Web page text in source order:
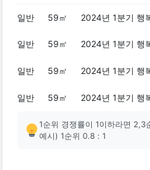
일반 59㎡ 2024년 1분기 행
일반 59㎡ 2024년 1분기 행
일반 59㎡ 2024년 1분기 행
일반 59㎡ 2024년 1분기 행
1순위 경쟁률이 1이하라면 2,3
예시) 1순위 0.8 : 1